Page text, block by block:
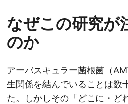
なぜこの研究が
のか
アーバスキュラー菌根菌（
生関係を結んでいることは数
た。しかしその「どこに・ど